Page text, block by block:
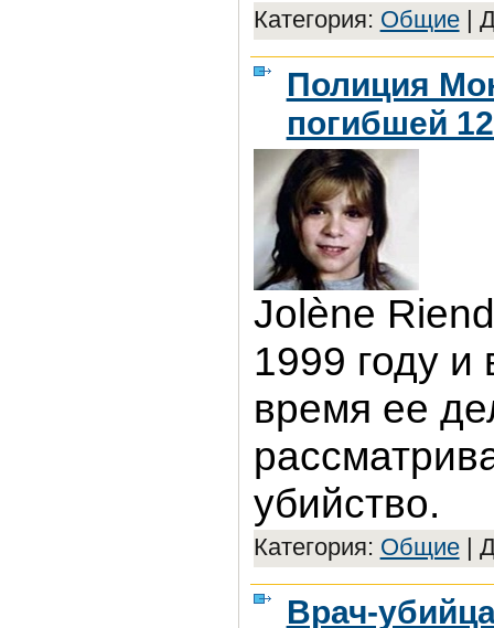
Категория: Общие|
Полиция
погибшей
Jolène
1999 году и
время ее
убийство.
Категория: Общие|
Врач-